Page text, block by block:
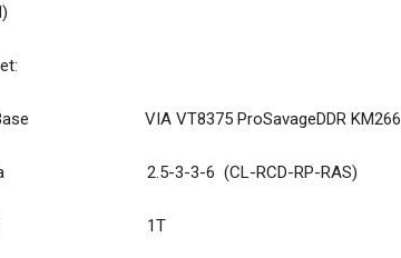
Base VIA VT8375 ProSavageDDR KM266
2.5-3-3-6 (CL-RCD-RP-RAS)
(CR) 1T